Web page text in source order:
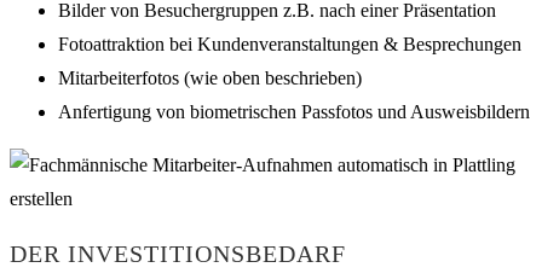
Bilder von Besuchergruppen z.B. nach einer Präsentation
Fotoattraktion bei Kundenveranstaltungen & Besprechungen
Mitarbeiterfotos (wie oben beschrieben)
Anfertigung von biometrischen Passfotos und Ausweisbildern
DER INVESTITIONSBEDARF